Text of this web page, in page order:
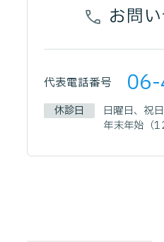
お問
代表電話番号
休診日
日曜日、祝
年末年始（